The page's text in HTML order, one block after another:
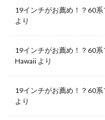
19インチがお薦め！？60
より
19インチがお薦め！？60
Hawaii より
19インチがお薦め！？60
より